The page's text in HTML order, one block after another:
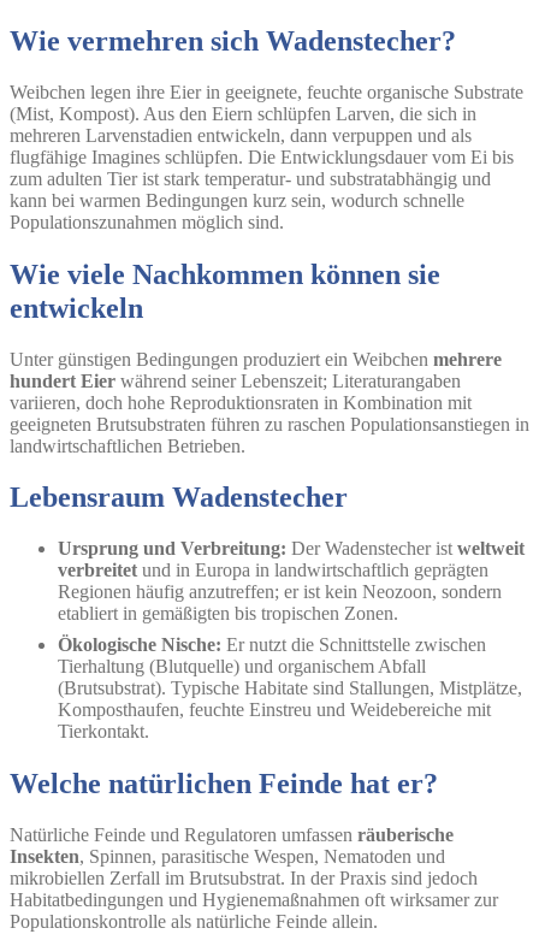
Wie vermehren sich Wadenstecher?
Weibchen legen ihre Eier in geeignete, feuchte organische Substrate
(Mist, Kompost). Aus den Eiern schlüpfen Larven, die sich in
mehreren Larvenstadien entwickeln, dann verpuppen und als
flugfähige Imagines schlüpfen. Die Entwicklungsdauer vom Ei bis
zum adulten Tier ist stark temperatur- und substratabhängig und
kann bei warmen Bedingungen kurz sein, wodurch schnelle
Populationszunahmen möglich sind.
Wie viele Nachkommen können sie
entwickeln
Unter günstigen Bedingungen produziert ein Weibchen mehrere
hundert Eier während seiner Lebenszeit; Literaturangaben
variieren, doch hohe Reproduktionsraten in Kombination mit
geeigneten Brutsubstraten führen zu raschen Populationsanstiegen in
landwirtschaftlichen Betrieben.
Lebensraum Wadenstecher
Ursprung und Verbreitung: Der Wadenstecher ist weltweit
verbreitet und in Europa in landwirtschaftlich geprägten
Regionen häufig anzutreffen; er ist kein Neozoon, sondern
etabliert in gemäßigten bis tropischen Zonen.
Ökologische Nische: Er nutzt die Schnittstelle zwischen
Tierhaltung (Blutquelle) und organischem Abfall
(Brutsubstrat). Typische Habitate sind Stallungen, Mistplätze,
Komposthaufen, feuchte Einstreu und Weidebereiche mit
Tierkontakt.
Welche natürlichen Feinde hat er?
Natürliche Feinde und Regulatoren umfassen räuberische
Insekten, Spinnen, parasitische Wespen, Nematoden und
mikrobiellen Zerfall im Brutsubstrat. In der Praxis sind jedoch
Habitatbedingungen und Hygienemaßnahmen oft wirksamer zur
Populationskontrolle als natürliche Feinde allein.